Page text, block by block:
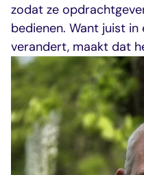
zodat ze
bedienen. Want juist
verandert, maakt dat